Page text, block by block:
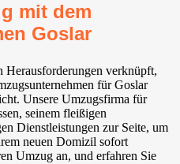
mit dem
Goslar
verknüpft,
für Goslar
Unsere Umzugsfirma für
seinem fleißigen
Dienstleistungen zur Seite, um
neuen Domizil sofort
Umzug an, und erfahren Sie